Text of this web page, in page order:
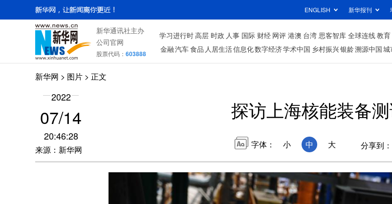
ENGLISH 新华报刊
新华通讯社主办
公司官网
股票代码： 603888
学习进行时高层 时政 人事 国际 财经 网评 港澳 台湾 思客智库 全球连线教育
金融汽车食品 人居生活信息化数字经济学术中国 乡村振兴银龄溯源中国城
新华网 > 图片 > 正文
2022
07/14
20:46:28
来源：新华网
探访上海核能装备
字体： 小 中 大 分享到：